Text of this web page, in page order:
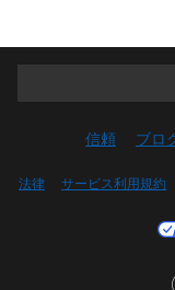
信頼 ブロ
法律 サービス利用規約